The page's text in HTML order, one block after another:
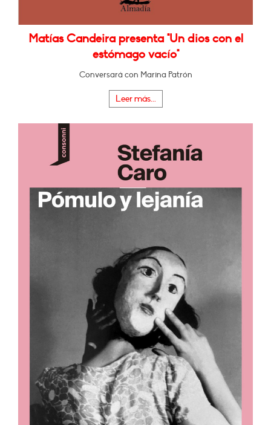
Matías Candeira presenta "Un dios con el
estómago vacío"
Conversará con Marina Patrón
Leer más...